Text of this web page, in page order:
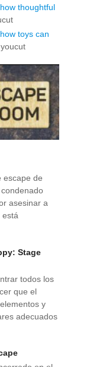
thoughtful
toys can
escape de
asesinar a
está
Stage
todos los
que el
y
adecuados